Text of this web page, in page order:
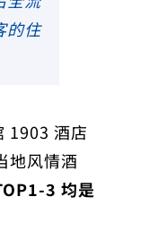
的住
1903 酒店
地风情酒
3 均是